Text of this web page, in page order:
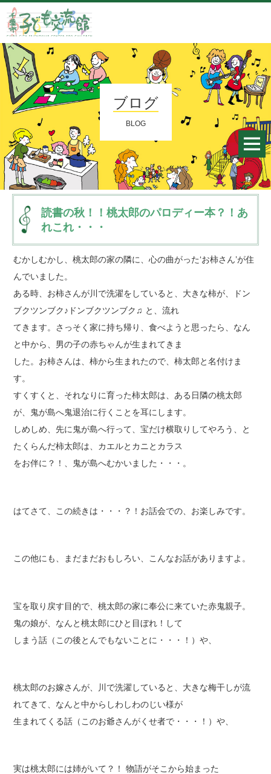
ブログ
BLOG
読書の秋！！桃太郎のパロディー本？！あ
れこれ・・・
むかしむかし、桃太郎の家の隣に、心の曲がった‘お柿さん’が住
んでいました。
ある時、お柿さんが川で洗濯をしていると、大きな柿が、ドン
ブクツンブク♪ドンブクツンブク♫ と、流れ
てきます。さっそく家に持ち帰り、食べようと思ったら、なん
と中から、男の子の赤ちゃんが生まれてきま
した。お柿さんは、柿から生まれたので、柿太郎と名付けま
す。
すくすくと、それなりに育った柿太郎は、ある日隣の桃太郎
が、鬼が島へ鬼退治に行くことを耳にします。
しめしめ、先に鬼が島へ行って、宝だけ横取りしてやろう、と
たくらんだ柿太郎は、カエルとカニとカラス
をお伴に？！、鬼が島へむかいました・・・。
はてさて、この続きは・・・？！お話会での、お楽しみです。
この他にも、まだまだおもしろい、こんなお話がありますよ。
宝を取り戻す目的で、桃太郎の家に奉公に来ていた赤鬼親子。
鬼の娘が、なんと桃太郎にひと目ぼれ！して
しまう話（この後とんでもないことに・・・！）や、
桃太郎のお嫁さんが、川で洗濯していると、大きな梅干しが流
れてきて、なんと中からしわしわのじい様が
生まれてくる話（このお爺さんがくせ者で・・・！）や、
実は桃太郎には姉がいて？！ 物語がそこから始まった